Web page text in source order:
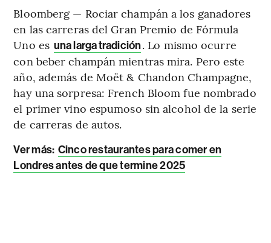
Bloomberg — Rociar champán a los ganadores
en las carreras del Gran Premio de Fórmula
Uno es una larga tradición. Lo mismo ocurre
con beber champán mientras mira. Pero este
año, además de Moët & Chandon Champagne,
hay una sorpresa: French Bloom fue nombrado
el primer vino espumoso sin alcohol de la serie
de carreras de autos.
Ver más: Cinco restaurantes para comer en
Londres antes de que termine 2025